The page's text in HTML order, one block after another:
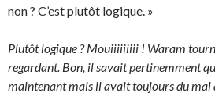
non ? C’est plutôt logique. »
Plutôt logique ? Mouiiiiiiiii ! Waram
regardant. Bon, il savait pertinemment
maintenant mais il avait toujours du mal